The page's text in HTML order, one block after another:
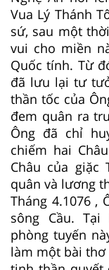
Vua Lý Thánh
sứ, sau một
vui cho miền
Quốc tính. Từ
đã lưu lại tư
thần tốc của
đem quân ra
Ông đã chỉ
chiếm hai
Châu của
quân và lương
Tháng 4.1076 ,
sông Cầu.
phòng tuyến
làm một bài thơ